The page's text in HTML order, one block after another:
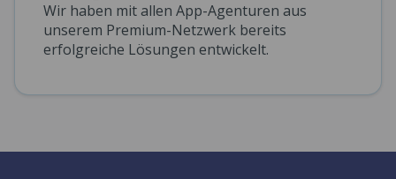
Wir haben mit allen App-Agenturen aus
unserem Premium-Netzwerk bereits
erfolgreiche Lösungen entwickelt.